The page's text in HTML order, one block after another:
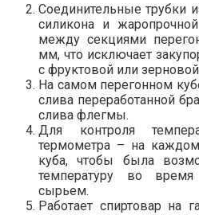
Соединительные трубки
силикона и
между секциями
мм, что исключает
с фруктовой или
На самом перегонном
слива переработанной
слива флегмы.
Для контроля
термометра – на каждом
куба, чтобы была
температуру во
сырьем.
Работает спиртовар на